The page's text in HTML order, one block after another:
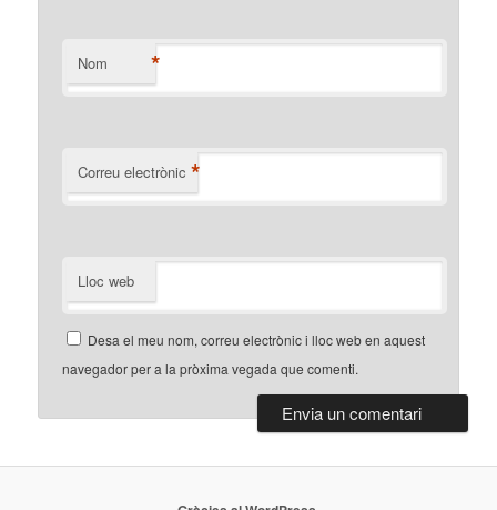
Nom *
Correu electrònic *
Lloc web
Desa el meu nom, correu electrònic i lloc web en aquest
navegador per a la pròxima vegada que comenti.